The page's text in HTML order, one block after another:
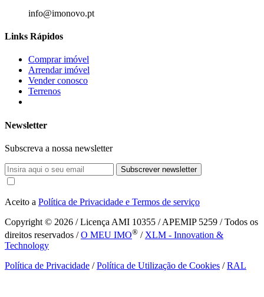
info@imonovo.pt
Links Rápidos
Comprar imóvel
Arrendar imóvel
Vender conosco
Terrenos
Newsletter
Subscreva a nossa newsletter
Subscrever newsletter
Aceito a Política de Privacidade e Termos de serviço
Copyright © 2026 / Licença AMI 10355 / APEMIP 5259 / Todos os
direitos reservados /O MEU IMO® / XLM - Innovation &
Technology
Política de Privacidade /Política de Utilização de Cookies /RAL